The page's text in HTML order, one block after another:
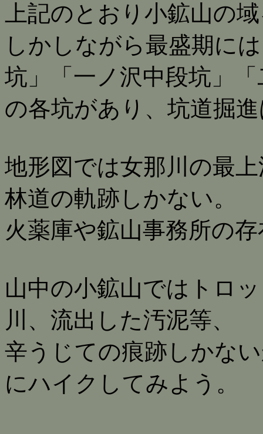
上記のとおり小鉱山の
しかしながら最盛期に
坑」「一ノ沢中段坑」
の各坑があり、坑道掘
地形図では女那川の最
林道の軌跡しかない。
火薬庫や鉱山事務所の
山中の小鉱山ではトロ
川、流出した汚泥等、
辛うじての痕跡しかな
にハイクしてみよう。